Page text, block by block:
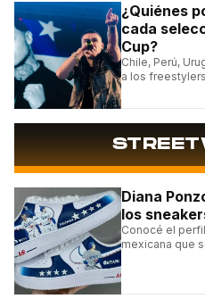
¿Quiénes
cada
Cup?
Chile, Perú,
a los
Diana
los
Conocé el
mexicana que